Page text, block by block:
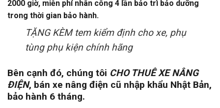
2000 giờ, miễn phí nhân công 4 lần bảo trì bảo dưỡng
trong thời gian bảo hành.
TẶNG KÈM tem kiểm định cho xe, phụ
tùng phụ kiện chính hãng
Bên cạnh đó, chúng tôi CHO THUÊ XE NÂNG
ĐIỆN, bán xe nâng điện cũ nhập khẩu Nhật Bản,
bảo hành 6 tháng.